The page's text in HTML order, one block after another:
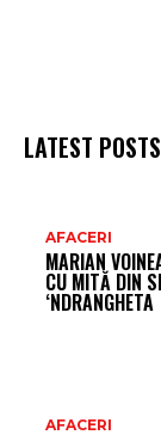
LATEST POSTS
AFACERI
MARIAN
CU MITĂ DIN
‘NDRANGHETA
AFACERI